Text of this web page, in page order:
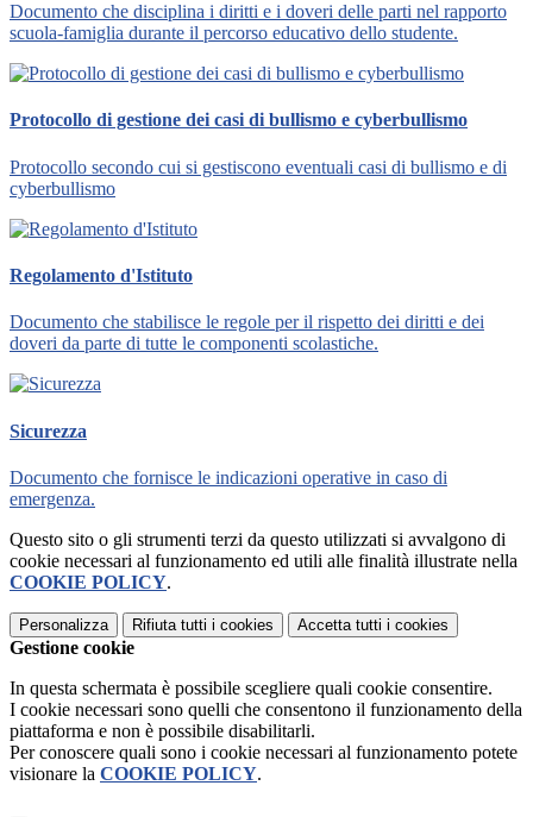
Documento che disciplina i diritti e i doveri delle parti nel rapporto
scuola-famiglia durante il percorso educativo dello studente.
Protocollo di gestione dei casi di bullismo e cyberbullismo
Protocollo secondo cui si gestiscono eventuali casi di bullismo e di
cyberbullismo
Regolamento d'Istituto
Documento che stabilisce le regole per il rispetto dei diritti e dei
doveri da parte di tutte le componenti scolastiche.
Sicurezza
Documento che fornisce le indicazioni operative in caso di
emergenza.
Questo sito o gli strumenti terzi da questo utilizzati si avvalgono di
cookie necessari al funzionamento ed utili alle finalità illustrate nella
COOKIE POLICY.
Personalizza Rifiuta tutti i cookies Accetta tutti i cookies
Gestione cookie
In questa schermata è possibile scegliere quali cookie consentire.
I cookie necessari sono quelli che consentono il funzionamento della
piattaforma e non è possibile disabilitarli.
Per conoscere quali sono i cookie necessari al funzionamento potete
visionare la COOKIE POLICY.